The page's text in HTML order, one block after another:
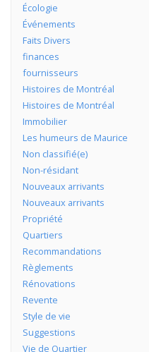
Écologie
Événements
Faits Divers
finances
fournisseurs
Histoires de Montréal
Histoires de Montréal
Immobilier
Les humeurs de Maurice
Non classifié(e)
Non-résidant
Nouveaux arrivants
Nouveaux arrivants
Propriété
Quartiers
Recommandations
Règlements
Rénovations
Revente
Style de vie
Suggestions
Vie de Quartier